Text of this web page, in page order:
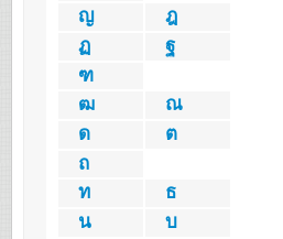
ญ
ฎ
ฏ
ฐ
ฑ
ฒ
ณ
ด
ต
ถ
ท
ธ
น
บ